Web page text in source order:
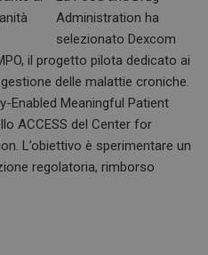
Administration ha
selezionato Dexcom
il progetto pilota dedicato ai
delle malattie croniche.
Enabled Meaningful Patient
ACCESS del Center for
L’obiettivo è sperimentare un
regolatoria, rimborso